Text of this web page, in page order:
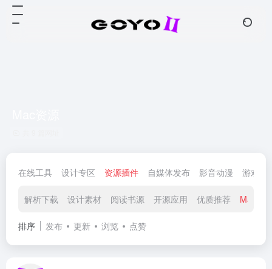
在线工具 设计专区 资源插件 自媒体发布 影音动漫 游戏娱
解析下载 设计素材 阅读书源 开源应用 优质推荐 Mac资
排序 发布 更新 浏览 点赞